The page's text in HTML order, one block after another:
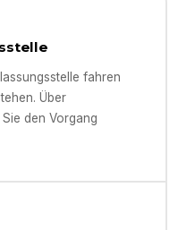
fahren
Über
den Vorgang